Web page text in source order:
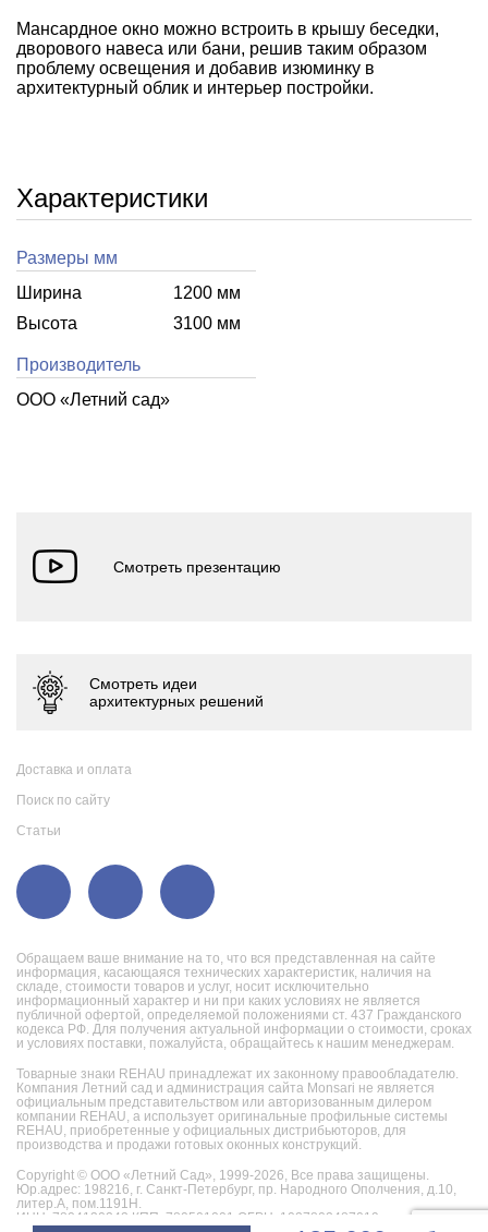
Мансардное окно можно встроить в крышу беседки,
дворового навеса или бани, решив таким образом
проблему освещения и добавив изюминку в
архитектурный облик и интерьер постройки.
Характеристики
Размеры мм
Ширина
1200 мм
Высота
3100 мм
Производитель
ООО «Летний cад»
Обращаем ваше внимание на то, что вся представленная на сайте
информация, касающаяся технических характеристик, наличия на
складе, стоимости товаров и услуг, носит исключительно
информационный характер и ни при каких условиях не является
публичной офертой, определяемой положениями ст. 437 Гражданского
кодекса РФ. Для получения актуальной информации о стоимости, сроках
и условиях поставки, пожалуйста, обращайтесь к нашим менеджерам.
Товарные знаки REHAU принадлежат их законному правообладателю.
Компания Летний сад и администрация сайта Monsari не является
официальным представительством или авторизованным дилером
компании REHAU, а использует оригинальные профильные системы
REHAU, приобретенные у официальных дистрибьюторов, для
производства и продажи готовых оконных конструкций.
Copyright © ООО «Летний Сад», 1999-2026, Все права защищены.
Юр.адрес: 198216, г. Санкт-Петербург, пр. Народного Ополчения, д.10,
литер.А, пом.1191Н.
ИНН: 7804130242 КПП: 780501001 ОГРН: 1027802487019
Доставка и оплата
Поиск по сайту
Статьи